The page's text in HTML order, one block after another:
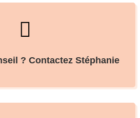

? Contactez Stéphanie